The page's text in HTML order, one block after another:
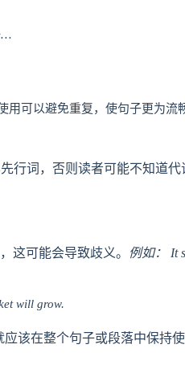
用可以避免重复，使句子更为流
行词，否则读者可能不知道代
这可能会导致歧义。
例如： It
will grow.
该在整个句子或段落中保持